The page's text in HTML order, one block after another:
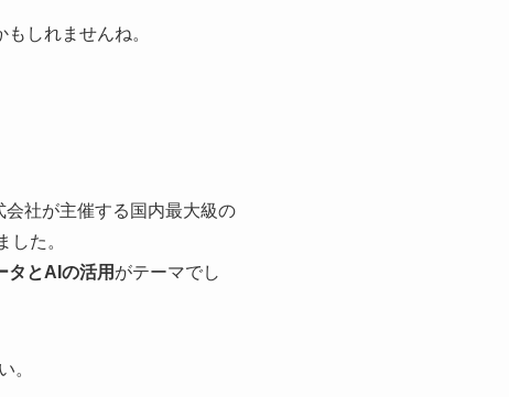
しれませんね。
会社が主催する国内最大級の
た。
タとAIの活用 がテーマでし
。